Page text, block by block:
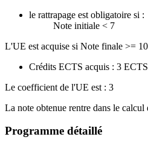
le rattrapage est obligatoire si :
Note initiale < 7
L'UE est acquise si Note finale >= 10
Crédits ECTS acquis : 3 ECTS
Le coefficient de l'UE est : 3
La note obtenue rentre dans le
Programme détaillé